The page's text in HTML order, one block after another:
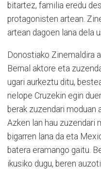
bitartez, fa­mi­lia eredu
protagonisten artean.
artean dagoen lana dela
Donostiako Zinemaldira
Bernal aktore eta
ugari aurkeztu ditu,
ne­lope Cruzekin egin
berak zu­zen­dari moduan
Azken lan hau zuzendari
bigarren lana da eta
batera eramango gaitu.
ikusiko dugu, beren